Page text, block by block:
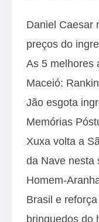
Daniel Caesar
preços do
As 5 melhores
Maceió:
Jão esgota
Memórias
Xuxa volta a
da Nave nesta
Homem-
Brasil e
brinquedos do